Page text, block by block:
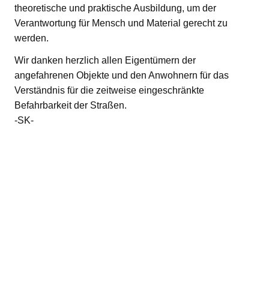
theoretische und praktische Ausbildung, um der
Verantwortung für Mensch und Material gerecht zu
werden.
Wir danken herzlich allen Eigentümern der
angefahrenen Objekte und den Anwohnern für das
Verständnis für die zeitweise eingeschränkte
Befahrbarkeit der Straßen.
-SK-